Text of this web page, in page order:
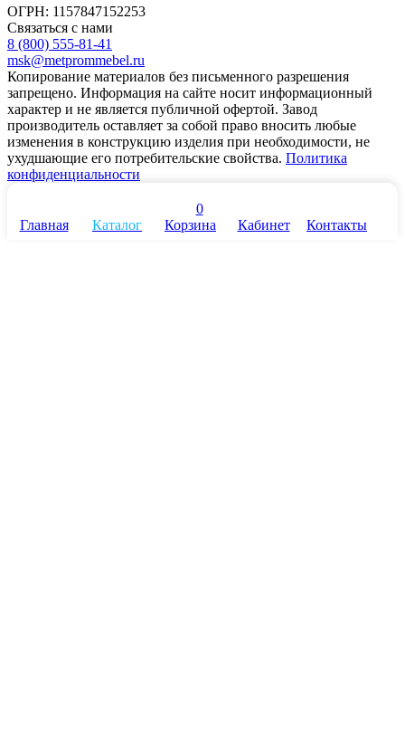
ОГРН: 1157847152253
Связаться с нами
8 (800) 555-81-41
msk@metprommebel.ru
Копирование материалов без письменного разрешения
запрещено. Информация на сайте носит информационный
характер и не является публичной офертой. Завод
производитель оставляет за собой право вносить любые
изменения в конструкцию изделия при необходимости, не
ухудшающие его потребительские свойства. Политика
конфиденциальности
Главная Каталог
0
Корзина
Кабинет Контакты